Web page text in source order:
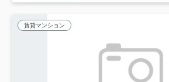
賃貸マンション